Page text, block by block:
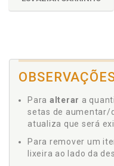
Para alterar a
setas de aumentar/
atualiza que será
Para remover um
lixeira ao lado da